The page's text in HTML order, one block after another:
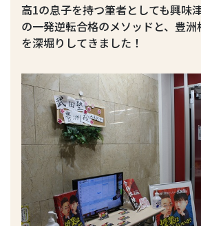
高1の息子を持つ筆者としても興味
の一発逆転合格のメソッドと、豊
を深堀りしてきました！